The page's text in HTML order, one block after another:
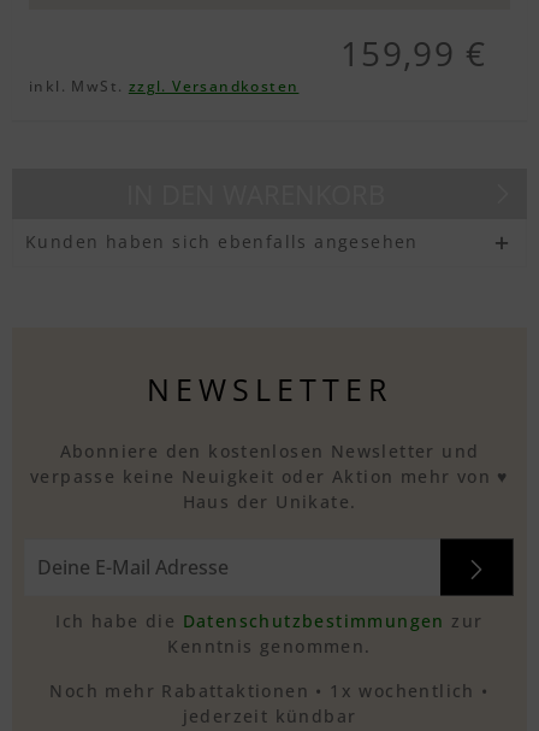
159,99 €
inkl. MwSt. zzgl. Versandkosten
Kunden haben sich ebenfalls angesehen
NEWSLETTER
Abonniere den kostenlosen Newsletter und
verpasse keine Neuigkeit oder Aktion mehr von ♥
Haus der Unikate.
Ich habe die Datenschutzbestimmungen zur
Kenntnis genommen.
Noch mehr Rabattaktionen • 1x wochentlich •
jederzeit kündbar